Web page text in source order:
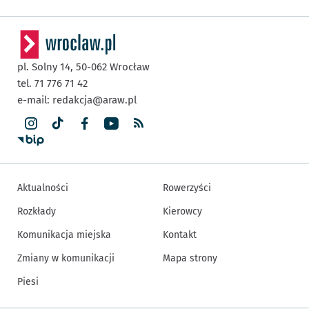
pl. Solny 14, 50-062 Wrocław
tel. 71 776 71 42
e-mail: redakcja@araw.pl
Aktualności
Rozkłady
Komunikacja miejska
Zmiany w komunikacji
Piesi
Rowerzyści
Kierowcy
Kontakt
Mapa strony